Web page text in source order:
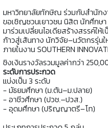
มหาวิทยาลัยทักษิณ ร่วมกับสำนักง
ขอเชิญชวนเยาวชน นิสิต นักศึกษา
มาร่วมเปลี่ยนไอเดียสร้างสรรค์ให้
ก้าวสู่เส้นทาง นักวิจัย–นวัตกรรุ่นใ
ภายในงาน SOUTHERN
ชิงเงินรางวัลรวมมูลค่ากว่า
ระดับการประกวด
แบ่งเป็น 3 ระดับ
- มัธยมศึกษา (ม.ต้น–ม.ปลาย)
- อาชีวศึกษา (ปวช.–ปวส.)
- อุดมศึกษา (ปริญญาตรี–โท)